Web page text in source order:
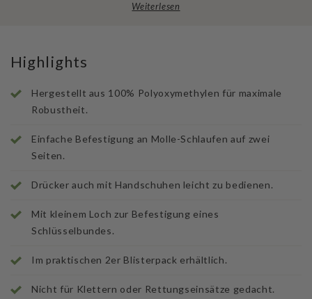
Weiterlesen
Highlights
Hergestellt aus 100% Polyoxymethylen für maximale
Robustheit.
Einfache Befestigung an Molle-Schlaufen auf zwei
Seiten.
Drücker auch mit Handschuhen leicht zu bedienen.
Mit kleinem Loch zur Befestigung eines
Schlüsselbundes.
Im praktischen 2er Blisterpack erhältlich.
Nicht für Klettern oder Rettungseinsätze gedacht.